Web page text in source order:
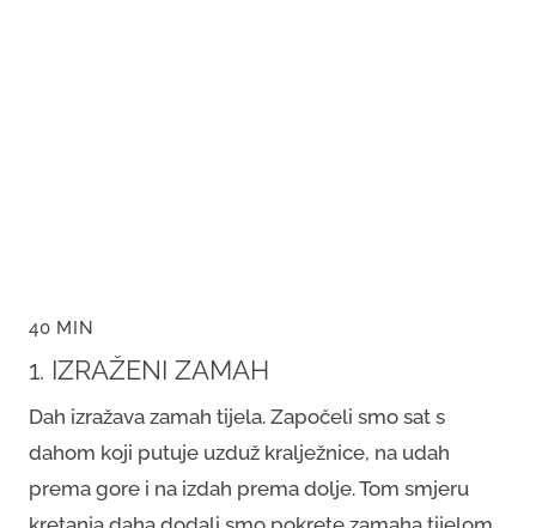
40 MIN
1. IZRAŽENI ZAMAH
Dah izražava zamah tijela. Započeli smo sat s
dahom koji putuje uzduž kralježnice, na udah
prema gore i na izdah prema dolje. Tom smjeru